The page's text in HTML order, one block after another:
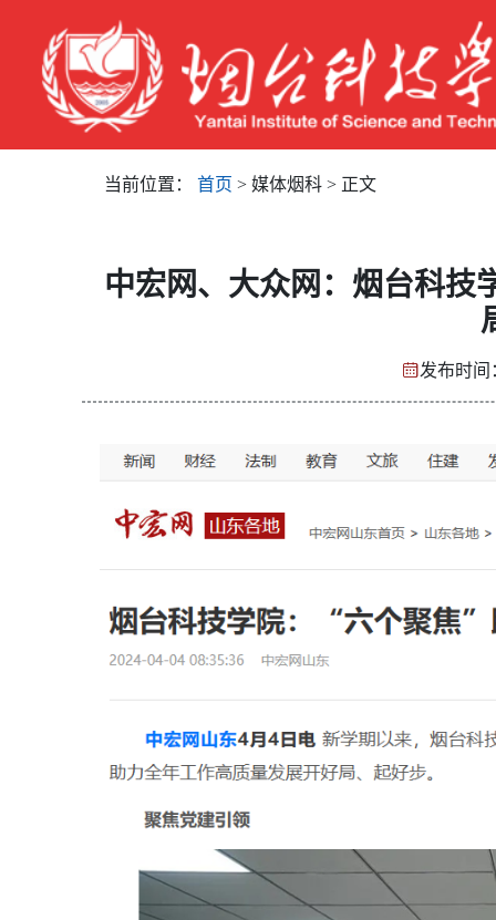
当前位置： 首页 > 媒体烟科 > 正文
中宏网、大众网：烟台科技
发布时